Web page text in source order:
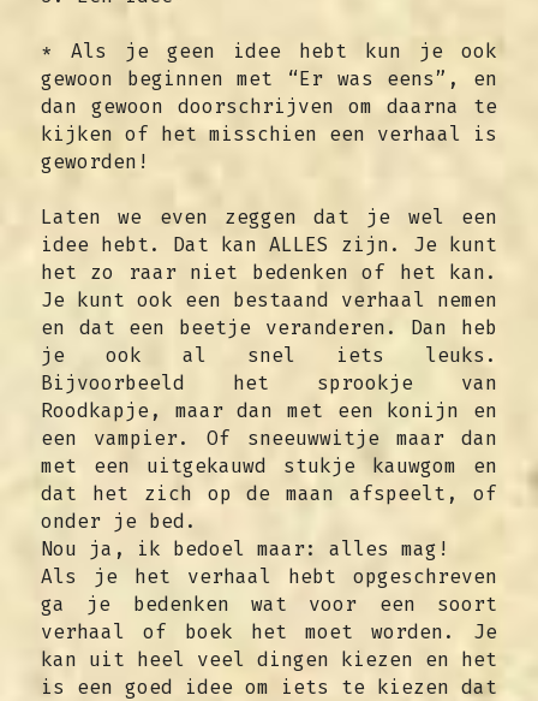
* Als je geen idee hebt kun je ook
gewoon beginnen met “Er was eens”, en
dan gewoon doorschrijven om daarna te
kijken of het misschien een verhaal is
geworden!
Laten we even zeggen dat je wel een
idee hebt. Dat kan ALLES zijn. Je kunt
het zo raar niet bedenken of het kan.
Je kunt ook een bestaand verhaal nemen
en dat een beetje veranderen. Dan heb
je ook al snel iets leuks.
Bijvoorbeeld het sprookje van
Roodkapje, maar dan met een konijn en
een vampier. Of sneeuwwitje maar dan
met een uitgekauwd stukje kauwgom en
dat het zich op de maan afspeelt, of
onder je bed.
Nou ja, ik bedoel maar: alles mag!
Als je het verhaal hebt opgeschreven
ga je bedenken wat voor een soort
verhaal of boek het moet worden. Je
kan uit heel veel dingen kiezen en het
is een goed idee om iets te kiezen dat